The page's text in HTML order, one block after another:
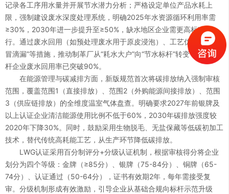
记录各工序用水量并开展节水潜力分析；严格设定单位产品水耗上
限，强制建设废水深度处理系统，明确2025年水资源循环利用率需
≥30%，2030年进一步提升至≥50%，缺水地区企业需更高标准执
行。通过废水回用（如预处理废水用于原皮浸泡）、工艺优化减少“跑
冒滴漏”等措施，推动制革厂从“耗水大户”向“节水标杆”转变，部分标
杆企业废水回用率已突破90%。
在能源管理与碳减排方面，新版规范首次将碳排放纳入强制审核
范围，覆盖范围1（直接排放）、范围2（外购能源间接排放）、范围
3（供应链排放）的全维度温室气体盘查。明确要求2027年前银牌及
以上认证企业清洁能源使用比例不低于60%，2030年碳排放强度较
2020年下降30%。同时，鼓励采用生物脱毛、无盐保藏等低碳初加工
技术，替代传统高耗能工艺，从生产环节降低碳排放。
LWG认证采用百分制评分+分级认证机制，根据审核得分将企业
划分为四个等级：金牌（≥85分）、银牌（75-84分）、铜牌（65-
74分）、认证通过（50-64分），证书有效期2年，每年需接受复
审。分级机制形成有效激励，引导企业从基础合规向标杆示范升级
0
1
2
3
0
1
2
3
4